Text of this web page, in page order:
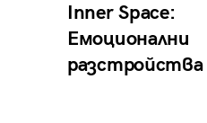
Inner Space:
Емоционални
разстройства